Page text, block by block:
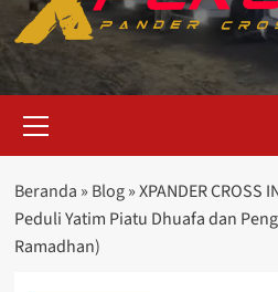
Menu
Beranda » Blog»XPANDER CROSS
Peduli Yatim Piatu Dhuafa dan
Ramadhan)